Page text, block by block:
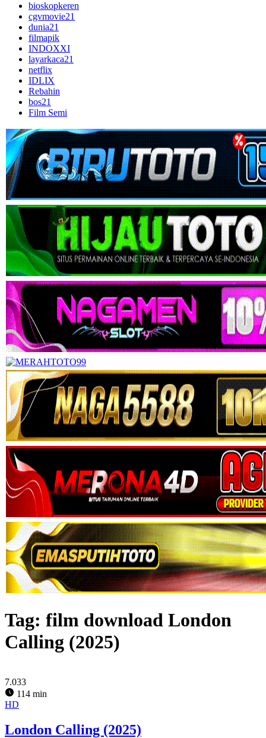
bioskopkeren
cgvmovie21
dunia21
filmapik
INDOXXI
layarkaca21
netflix
IDLIX
Rebahin
bos21
Film Semi
Tag: film download London
Calling (2025)
7.033
114 min
HD
London Calling (2025)